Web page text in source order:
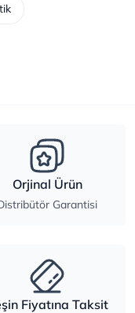
Orjinal Ürün
Garantisi
Fiyatına Taksit